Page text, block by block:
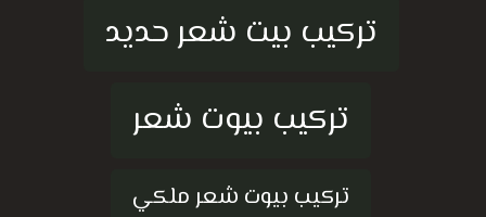
تركيب بيت شعر حديد
تركيب بيوت شعر
تركيب بيوت شعر ملكي